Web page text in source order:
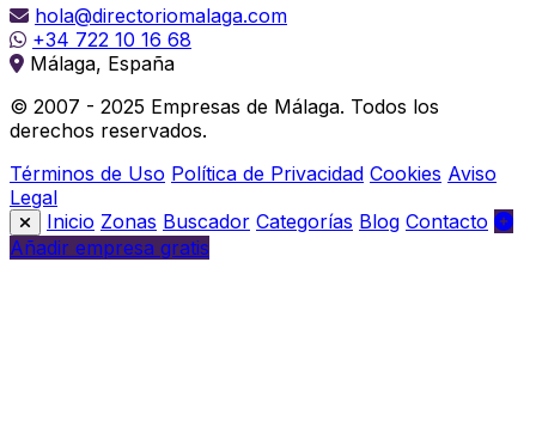
hola@directoriomalaga.com
+34 722 10 16 68
Málaga, España
© 2007 - 2025 Empresas de Málaga. Todos los
derechos reservados.
Términos de Uso Política de Privacidad Cookies Aviso
Legal
Inicio Zonas Buscador Categorías Blog Contacto
Añadir empresa gratis